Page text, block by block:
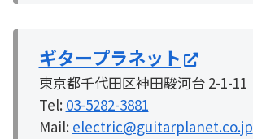
ギタープラネット
東京都千代田区神田駿河台 2-1-11
Tel: 03-5282-3881
Mail: electric@guitarplanet.co.jp